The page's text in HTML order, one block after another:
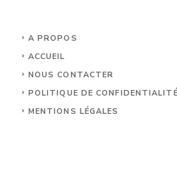
A PROPOS
ACCUEIL
NOUS CONTACTER
POLITIQUE DE CONFIDENTIALITÉ
MENTIONS LÉGALES